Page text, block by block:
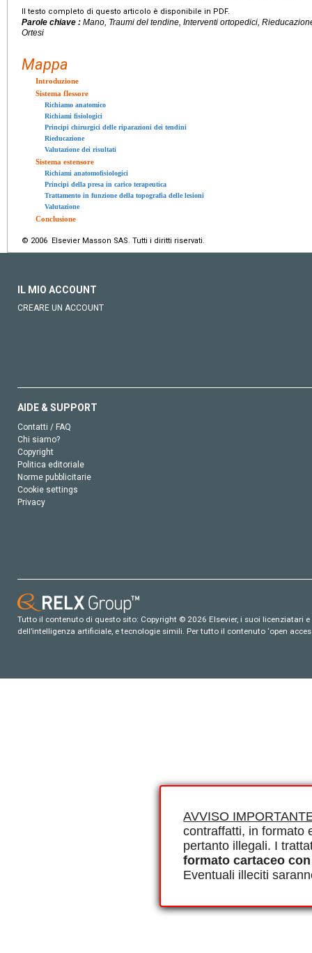
AVVISO
contraffatti, in formato
pertanto illegali. I
formato cartaceo
Eventuali illeciti
Il testo completo di questo articolo è disponibile in PDF.
Parole chiave : Mano, Traumi del tendine, Interventi ortopedici,
Ortesi
Mappa
Introduzione
Sistema flessore
Richiamo anatomico
Richiami fisiologici
Principi chirurgici delle riparazioni dei tendini
Rieducazione
Valutazione dei risultati
Sistema estensore
Richiami anatomofisiologici
Principi della presa in carico terapeutica
Trattamento in funzione della topografia delle lesioni
Valutazione
Conclusione
© 2006 Elsevier Masson SAS. Tutti i diritti riservati.
IL MIO ACCOUNT
CREARE UN ACCOUNT
AIDE & SUPPORT
Contatti / FAQ
Chi siamo?
Copyright
Politica editoriale
Norme pubblicitarie
Cookie settings
Privacy
Tutto il contenuto di questo sito: Copyright © 2026 Elsevier, i suoi
dell’intelligenza artificiale, e tecnologie simili. Per tutto il contenuto ‘open